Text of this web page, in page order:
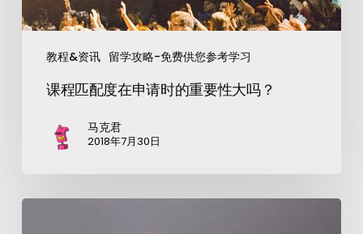
教程&资讯 留学攻略-免费供您参考学习
课程匹配度在申请时的重要性大吗？
马克君
2018年7月30日